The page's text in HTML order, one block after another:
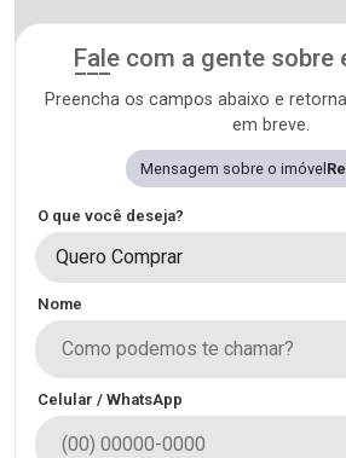
Fale com a gente sobre
Preencha os campos abaixo e
em breve.
Mensagem sobre o imóvel
O que você deseja?
Quero Comprar
Nome
Celular / WhatsApp